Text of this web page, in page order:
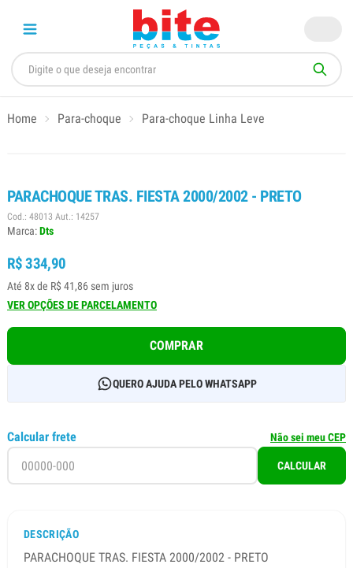
Home Para-choque Para-choque Linha Leve
PARACHOQUE TRAS. FIESTA 2000/2002 - PRETO
Cod.: 48013 Aut.: 14257
Marca:Dts
R$ 334,90
Até 8x de R$ 41,86 sem juros
VER OPÇÕES DE PARCELAMENTO
COMPRAR
QUERO AJUDA PELO WHATSAPP
Calcular frete Não sei meu CEP
CALCULAR
DESCRIÇÃO
PARACHOQUE TRAS. FIESTA 2000/2002 - PRETO